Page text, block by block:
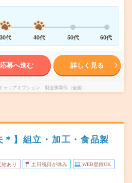
30代 40代 50代 60代
応募へ進む 詳しく見る
ャリアオプション 製造事業部（全国）
＊】組立・加工・食品製
あり 土日祝日が休み WEB登録OK